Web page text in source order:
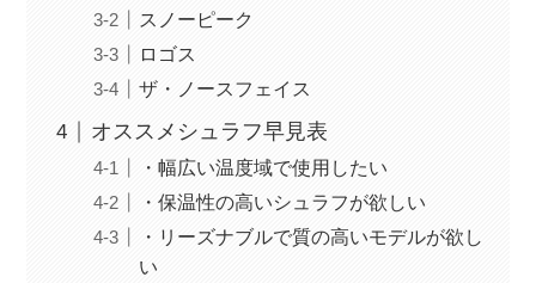
スノーピーク
ロゴス
ザ・ノースフェイス
オススメシュラフ早見表
・幅広い温度域で使用したい
・保温性の高いシュラフが欲しい
・リーズナブルで質の高いモデルが欲し
い